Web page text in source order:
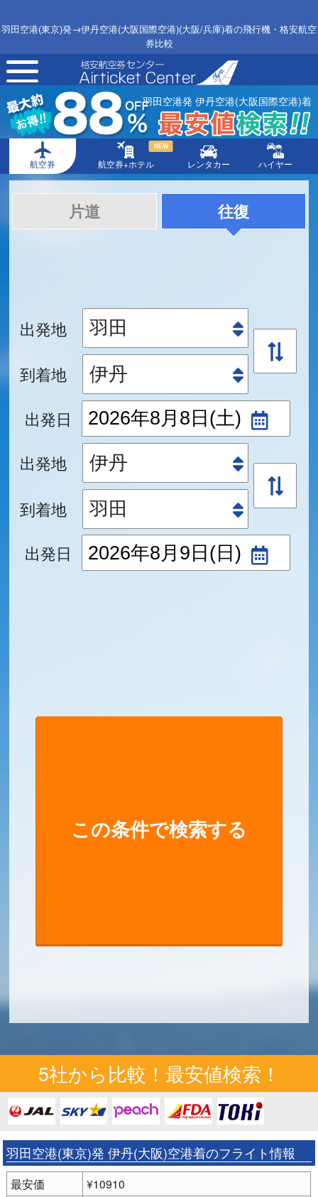
羽田空港(東京)発→伊丹空港(大阪国際空港)(大阪/兵庫)着の飛行機・格安航空
券比較
toggle
navigation
羽田空港発 伊丹空港(大阪国際空港)着
航空券 航空券+ホテル
NEW
レンタカー ハイヤー
片道 往復
出発地
到着地
出発日
出発地
到着地
出発日
5社から比較！最安値検索！
羽田空港(東京)発 伊丹(大阪)空港着のフライト情報
最安価
¥10910